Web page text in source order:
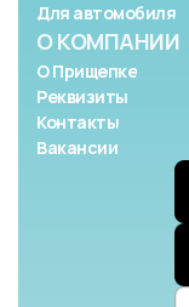
О КОМПАНИИ
О Прищепке
Реквизиты
Контакты
Вакансии
Для автомобиля